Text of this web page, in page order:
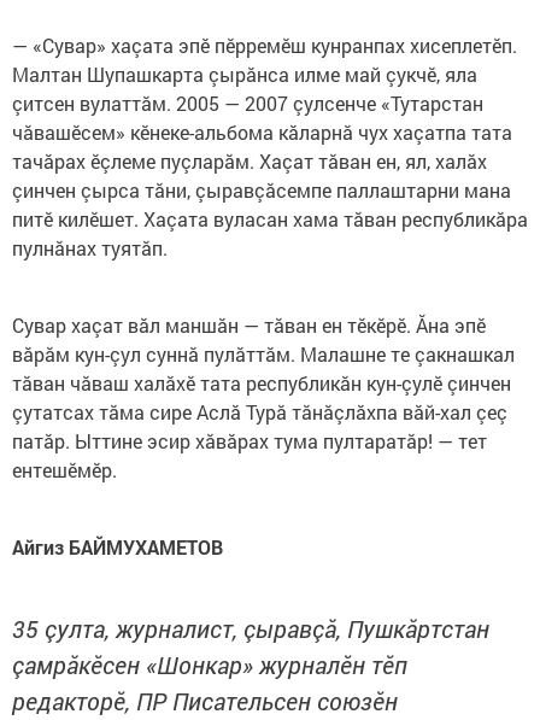
— «Сувар» хаçата эпӗ пӗрремӗш кунранпах хисеплетӗп.
Малтан Шупашкарта çырӑнса илме май çукчӗ, яла
çитсен вулаттӑм. 2005 — 2007 çулсенче «Тутарстан
чӑвашӗсем» кӗнеке-альбома кӑларнӑ чух хаçатпа тата
тачӑрах ӗçлеме пуçларӑм. Хаçат тӑван ен, ял, халӑх
çинчен çырса тӑни, çыравçӑсемпе паллаштарни мана
питӗ килӗшет. Хаçата вуласан хама тӑван республикӑра
пулнӑнах туятӑп.
Сувар хаçат вӑл маншӑн — тӑван ен тӗкӗрӗ. Ӑна эпӗ
вӑрӑм кун-çул суннă пулӑттӑм. Малашне те çакнашкал
тӑван чӑваш халăхӗ тата республикӑн кун-çулӗ çинчен
çутатсах тӑма сире Аслӑ Турă тӑнӑçлӑхпа вӑй-хал çеç
патӑр. Ыттине эсир хӑвӑрах тума пултаратӑр! — тет
ентешӗмӗр.
Айгиз БАЙМУХАМЕТОВ
35 çулта, журналист, çыравçă, Пушкăртстан
çамрăкӗсен «Шонкар» журналӗн тӗп
редакторӗ, ПР Писательсен союзӗн